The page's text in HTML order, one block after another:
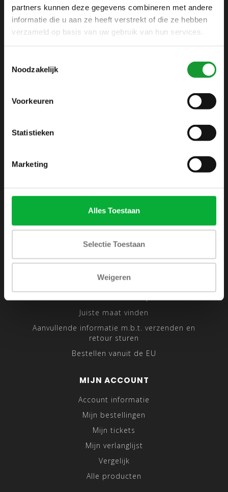
partners kunnen deze gegevens combineren met andere
informatie die u aan ze heeft verstrekt of die ze hebben
verzameld op basis van uw gebruik van hun services.
Noodzakelijk
Voorkeuren
Statistieken
Marketing
Alles Toestaan
Selectie Toestaan
Weigeren
+31 6 42 52 32 80
+31 6 42 52 32 80
Disclaimer
Privacy Policy
Sitemap
Traveling Tailor
Juiste maat vinden
Aanvullende informatie m.b.t. verzenden en
retour sturen
Bestellen vanuit de EU
MIJN ACCOUNT
Account informatie
Mijn bestellingen
Mijn tickets
Mijn verlanglijst
Vergelijk
Alle producten